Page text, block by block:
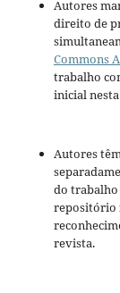
Autores
direito de
Commons
trabalho
inicial
Autores
do
repositório
revista.